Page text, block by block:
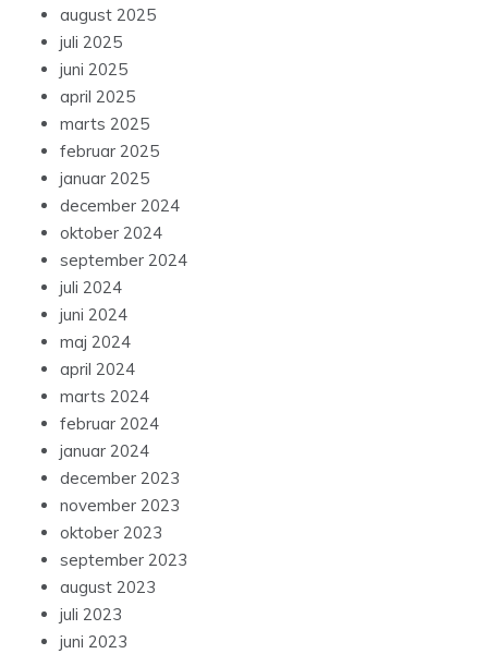
august 2025
juli 2025
juni 2025
april 2025
marts 2025
februar 2025
januar 2025
december 2024
oktober 2024
september 2024
juli 2024
juni 2024
maj 2024
april 2024
marts 2024
februar 2024
januar 2024
december 2023
november 2023
oktober 2023
september 2023
august 2023
juli 2023
juni 2023